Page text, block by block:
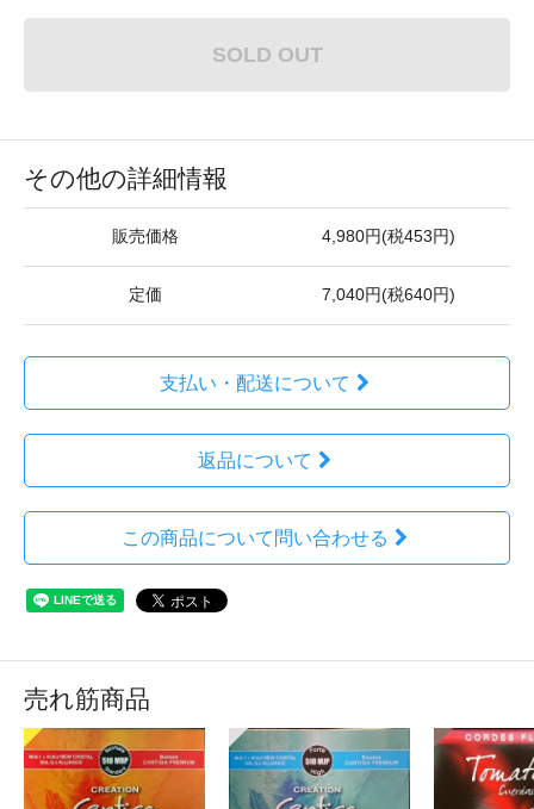
SOLD OUT
その他の詳細情報
販売価格 4,980円(税453円)
定価 7,040円(税640円)
支払い・配送について
返品について
この商品について問い合わせる
売れ筋商品